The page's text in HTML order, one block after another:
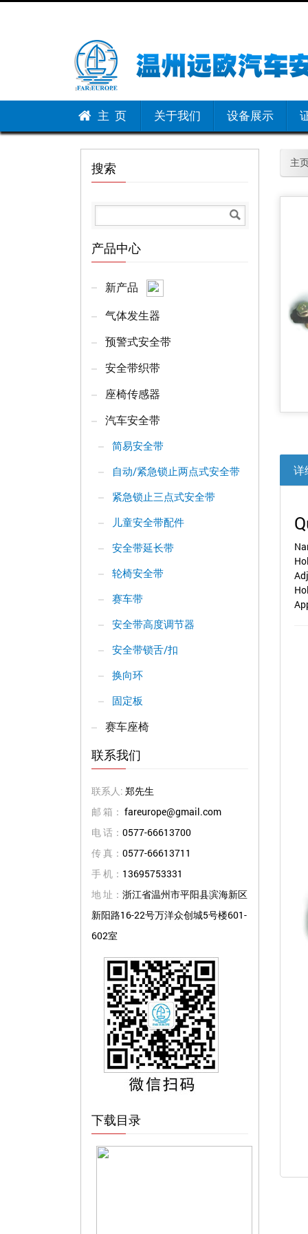
主 页 关于我们 设备展示
主
详
搜索
产品中心
新产品
气体发生器
预警式安全带
安全带织带
座椅传感器
汽车安全带
简易安全带
自动/紧急锁止两点式安全带
紧急锁止三点式安全带
儿童安全带配件
安全带延长带
轮椅安全带
赛车带
安全带高度调节器
安全带锁舌/扣
换向环
固定板
赛车座椅
联系我们
联系人: 郑先生
邮 箱： fareurope@gmail.com
电 话： 0577-66613700
传 真： 0577-66613711
手 机： 13695753331
地 址： 浙江省温州市平阳县滨海新区
新阳路16-22号万洋众创城5号楼601-
602室
下载目录